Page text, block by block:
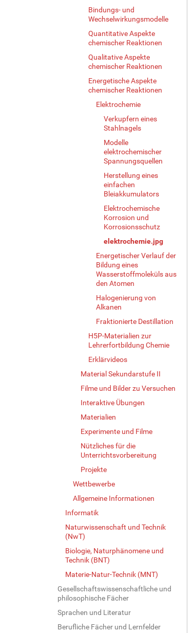
Bindungs- und
Wechselwirkungsmodelle
Quantitative Aspekte
chemischer Reaktionen
Qualitative Aspekte
chemischer Reaktionen
Energetische Aspekte
chemischer Reaktionen
Elektrochemie
Verkupfern eines
Stahlnagels
Modelle
elektrochemischer
Spannungsquellen
Herstellung eines
einfachen
Bleiakkumulators
Elektrochemische
Korrosion und
Korrosionsschutz
elektrochemie.jpg
Energetischer Verlauf der
Bildung eines
Wasserstoffmoleküls aus
den Atomen
Halogenierung von
Alkanen
Fraktionierte Destillation
H5P-Materialien zur
Lehrerfortbildung Chemie
Erklärvideos
Material Sekundarstufe II
Filme und Bilder zu Versuchen
Interaktive Übungen
Materialien
Experimente und Filme
Nützliches für die
Unterrichtsvorbereitung
Projekte
Wettbewerbe
Allgemeine Informationen
Informatik
Naturwissenschaft und Technik
(NwT)
Biologie, Naturphänomene und
Technik (BNT)
Materie-Natur-Technik (MNT)
Gesellschaftswissenschaftliche und
philosophische Fächer
Sprachen und Literatur
Berufliche Fächer und Lernfelder